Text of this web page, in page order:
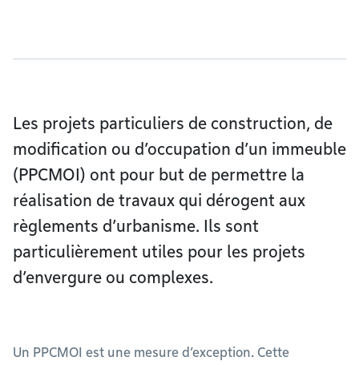
Les projets particuliers de construction, de
modification ou d’occupation d’un immeuble
(PPCMOI) ont pour but de permettre la
réalisation de travaux qui dérogent aux
règlements d’urbanisme. Ils sont
particulièrement utiles pour les projets
d’envergure ou complexes.
Un PPCMOI est une mesure d’exception. Cette